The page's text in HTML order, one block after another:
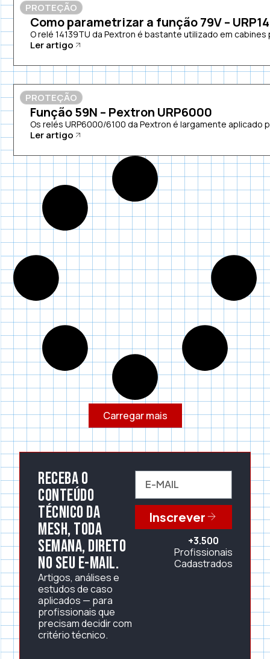
PROTEÇÃO
Como parametrizar a função 79V –
O relé 14139TU da Pextron é bastante utilizado em cabines
Ler artigo
PROTEÇÃO
Função 59N – Pextron URP6000
Os relés URP6000/6100 da Pextron é largamente aplicado
Ler artigo
Carregar mais
Receba o
conteúdo
técnico da
Mesh, toda
semana, direto
no seu e-mail.
Artigos, análises e
estudos de caso
aplicados — para
profissionais que
precisam decidir com
critério técnico.
Inscrever
+3.500
Profissionais
Cadastrados